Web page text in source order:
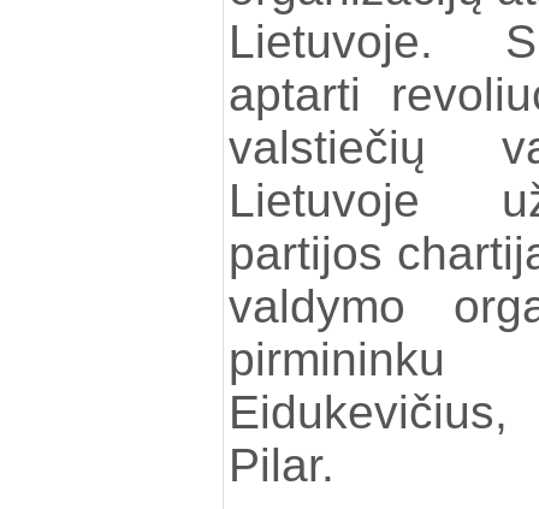
Lietuvoje.
aptarti
valstiečių
Lietuvoje
partijos
valdymo
Pilar.